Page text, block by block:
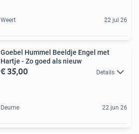
Weert 22 jul 26
Goebel Hummel Beeldje Engel met
Hartje - Zo goed als nieuw
€ 35,00 Details
Deurne 22 jun 26